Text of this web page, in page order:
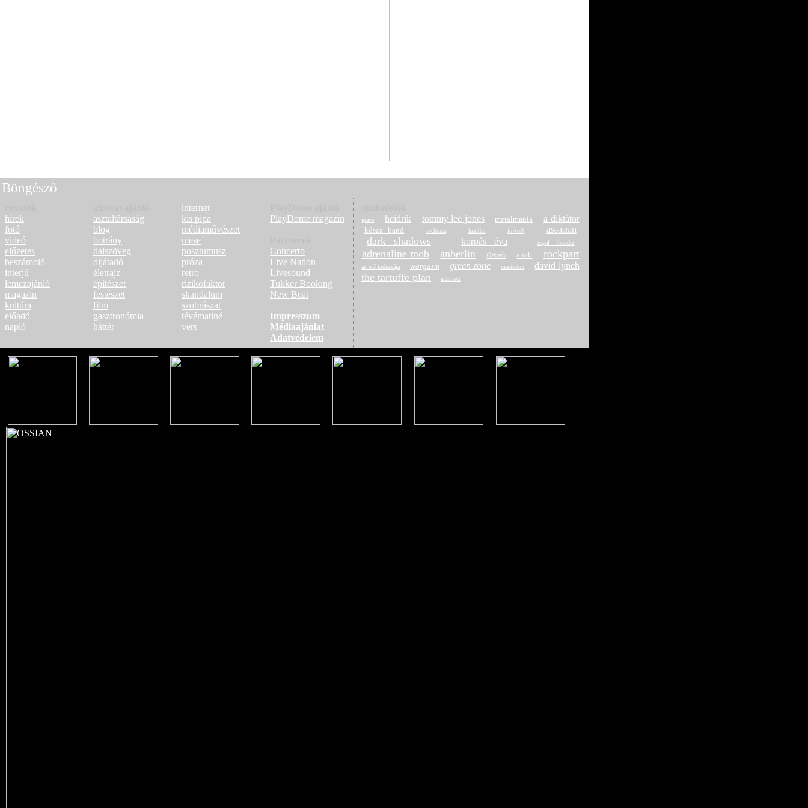
Böngésző
hírek
fotó
videó
előzetes
beszámoló
interjú
lemezajánló
magazin
kultúra
előadó
napló
asztaltársaság
blog
botrány
dalszöveg
díjátadó
életrajz
építészet
festészet
film
gasztronómia
háttér
internet
kis pipa
médiaművészet
mese
posztumusz
próza
retro
rizikófaktor
skandalum
szobrászat
tévématiné
vers
PlayDome magazin
Concerto
Live Nation
Livesound
Tukker Booking
New Beat
Impresszum
Médiaajánlat
Adatvédelem
grave heidrik tommy lee jones metalmania a diktátor
kósza band rocktusa kmfdm lovreck assassin
dark shadows korpás éva royal thunder
adrenaline mob anberlin tűzkerék ahab rockpart
az erő krónikája wargasm green zone mastodon david lynch
the tartuffe plan architect